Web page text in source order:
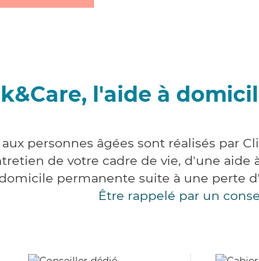
l'aide à
aux personnes âgées sont réalisés par
de votre cadre de vie, d'une
permanente suite à une perte
Être rappelé par un